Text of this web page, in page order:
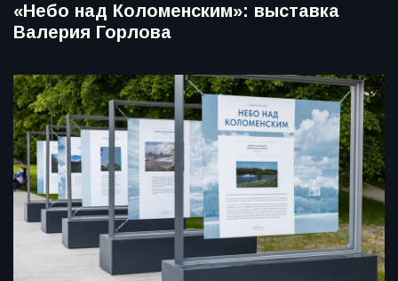
«Небо над Коломенским»: выставка
Валерия Горлова